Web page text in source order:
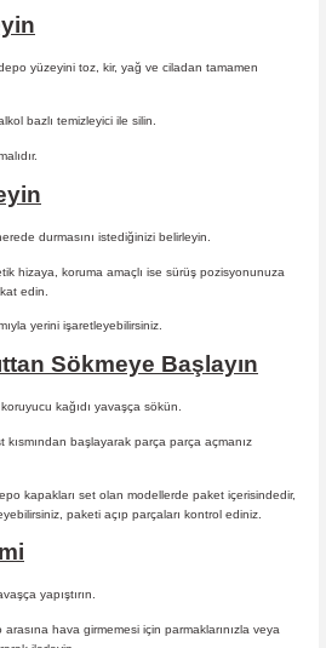
yüzeyini toz, kir, yağ ve ciladan tamamen
bazlı temizleyici ile silin.
durmasını istediğinizi belirleyin.
hizaya, koruma amaçlı ise sürüş pozisyonunuza
edin.
yerini işaretleyebilirsiniz.
Sökmeye Başlayın
kağıdı yavaşça sökün.
başlayarak parça parça açmanız
kapakları set olan modellerde paket içerisindedir,
paketi açıp parçaları kontrol ediniz.
yapıştırın.
hava girmemesi için parmaklarınızla veya